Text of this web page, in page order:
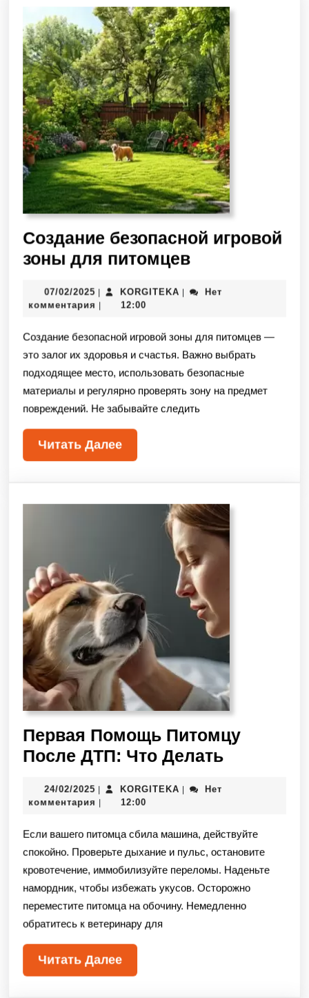
Создание безопасной игровой
зоны для питомцев
07/02/2025 | KORGITEKA |
Нет
комментария | 12:00
Создание безопасной игровой зоны для питомцев —
это залог их здоровья и счастья. Важно выбрать
подходящее место, использовать безопасные
материалы и регулярно проверять зону на предмет
повреждений. Не забывайте следить
Читать Далее
Первая Помощь Питомцу
После ДТП: Что Делать
24/02/2025 KORGITEKA
Нет
комментария
12:00
Если вашего питомца сбила машина, действуйте
спокойно. Проверьте дыхание и пульс, остановите
кровотечение, иммобилизуйте переломы. Наденьте
намордник, чтобы избежать укусов. Осторожно
переместите питомца на обочину. Немедленно
обратитесь к ветеринару для
Читать Далее